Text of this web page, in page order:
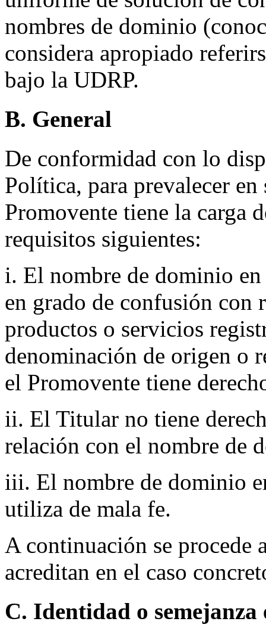
nombres de dominio
considera apropiado
bajo la UDRP.
B. General
De conformidad con lo
Política, para prevalecer
Promovente tiene la carga
requisitos siguientes:
i. El nombre de dominio
en grado de confusión con
productos o servicios
denominación de origen o
el Promovente tiene
ii. El Titular no tiene
relación con el nombre de
iii. El nombre de dominio
utiliza de mala fe.
A continuación se procede
acreditan en el caso
C. Identidad o